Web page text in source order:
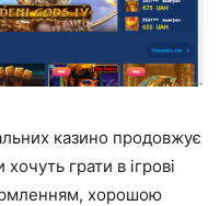
казино продовжує
грати в ігрові
хорошою